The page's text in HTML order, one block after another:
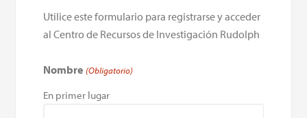
Utilice este formulario para registrarse y acceder
al Centro de Recursos de Investigación Rudolph
Nombre (Obligatorio)
En primer lugar